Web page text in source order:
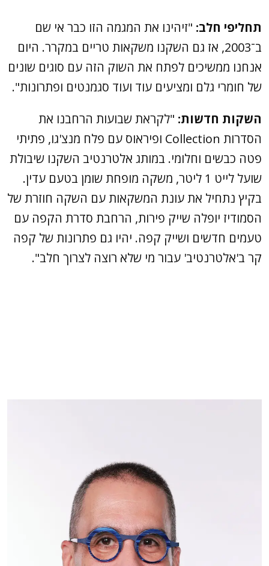
תחליפי חלב: "זיהינו את המגמה הזו כבר אי שם
ב־2003, אז גם השקנו משקאות טריים במקרר. היום
אנחנו ממשיכים לפתח את השוק הזה עם סוגים שונים
של חומרי גלם ומציעים עוד ועוד סגמנטים ופתרונות".
השקות חדשות: "לקראת שבועות הרחבנו את
הסדרות Collection ופיראוס עם פלח מנצ'גו, פתיתי
פטה כבשים וחלומי. במותג אלטרנטיב השקנו שיבולת
שועל לייט 1 ליטר, משקה מופחת שומן בטעם עדין.
בקיץ נתחיל את עונת המשקאות עם השקה חוזרת של
הסמודיז יופלה שייק פירות, הרחבת סדרת הקפה עם
טעמים חדשים ושייק קפה. יהיו גם פתרונות של קפה
קר ב'אלטרנטיב' עבור מי שלא רוצה לצרוך חלב".